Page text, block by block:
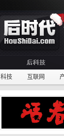
科技 互联网